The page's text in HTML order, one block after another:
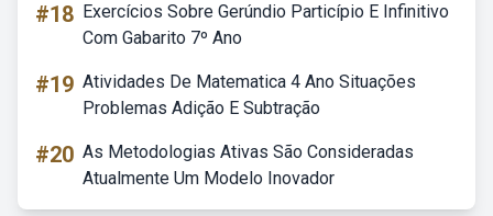
#18 Exercícios Sobre Gerúndio Particípio E Infinitivo
Com Gabarito 7º Ano
#19 Atividades De Matematica 4 Ano Situações
Problemas Adição E Subtração
#20 As Metodologias Ativas São Consideradas
Atualmente Um Modelo Inovador